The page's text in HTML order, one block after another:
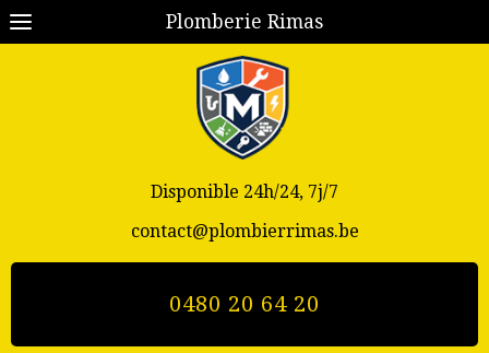
Plomberie Rimas
Disponible 24h/24, 7j/7
contact@plombierrimas.be
0480 20 64 20